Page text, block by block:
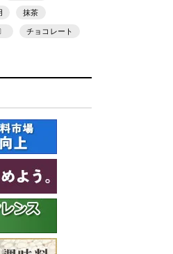
抹茶
チョコレート